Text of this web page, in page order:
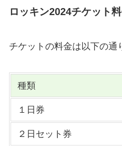
ロッキン2024チケット
チケットの料金は以下の通
種類
１日券
２日セット券